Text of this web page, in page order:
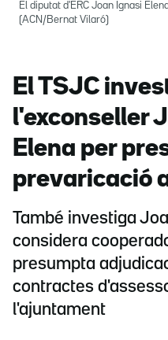
El diputat d'ERC Joan Ignasi
(ACN/Bernat Vilaró)
El TSJC
l'exconseller
Elena per
prevaricació
També investiga
considera
presumpta
contractes
l'ajuntament